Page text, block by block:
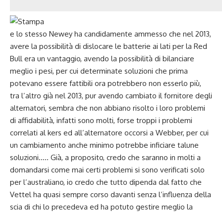
e lo stesso Newey ha candidamente ammesso che nel 2013,
avere la possibilità di dislocare le batterie ai lati per la Red
Bull era un vantaggio, avendo la possibilità di bilanciare
meglio i pesi, per cui determinate soluzioni che prima
potevano essere fattibili ora potrebbero non esserlo più,
tra l’altro già nel 2013, pur avendo cambiato il fornitore degli
alternatori, sembra che non abbiano risolto i loro problemi
di affidabilità, infatti sono molti, forse troppi i problemi
correlati al kers ed all’alternatore occorsi a Webber, per cui
un cambiamento anche minimo potrebbe inficiare talune
soluzioni….. Già, a proposito, credo che saranno in molti a
domandarsi come mai certi problemi si sono verificati solo
per l’australiano, io credo che tutto dipenda dal fatto che
Vettel ha quasi sempre corso davanti senza l’influenza della
scia di chi lo precedeva ed ha potuto gestire meglio la